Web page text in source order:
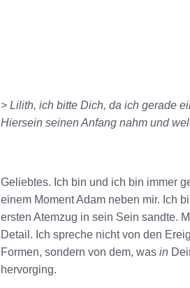
> Lilith, ich bitte Dich, da ich gerade
Hiersein seinen Anfang nahm und
Geliebtes. Ich bin und ich bin immer
einem Moment Adam neben mir. Ich
ersten Atemzug in sein Sein sandte.
Detail. Ich spreche nicht von den
Formen, sondern von dem, was in
hervorging.